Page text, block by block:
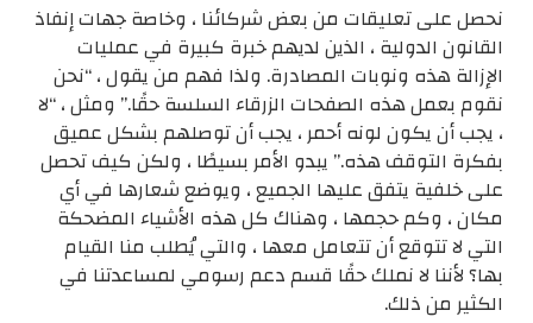
نحصل على تعليقات من بعض شركائنا ، وخاصة جهات إنفاذ
القانون الدولية ، الذين لديهم خبرة كبيرة في عمليات
الإزالة هذه ونوبات المصادرة. ولذا فهم من يقول ، “نحن
نقوم بعمل هذه الصفحات الزرقاء السلسة حقًا.” ومثل ، “لا
، يجب أن يكون لونه أحمر ، يجب أن توصلهم بشكل عميق
بفكرة التوقف هذه.” يبدو الأمر بسيطًا ، ولكن كيف تحصل
على خلفية يتفق عليها الجميع ، ويوضع شعارها في أي
مكان ، وكم حجمها ، وهناك كل هذه الأشياء المضحكة
التي لا تتوقع أن تتعامل معها ، والتي يُطلب منا القيام
بها؟ لأننا لا نملك حقًا قسم دعم رسومي لمساعدتنا في
الكثير من ذلك.